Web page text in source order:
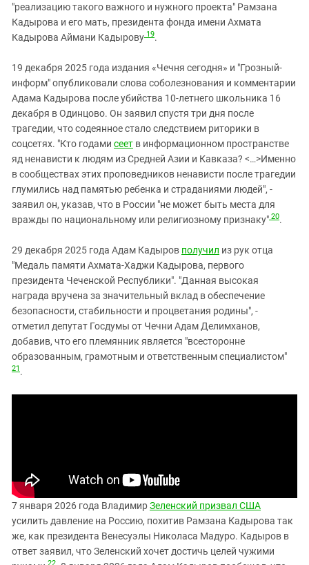
"реализацию такого важного и нужного проекта" Рамзана
Кадырова и его мать, президента фонда имени Ахмата
Кадырова Аймани Кадырову 19.
19 декабря 2025 года издания «Чечня сегодня» и "Грозный-
информ" опубликовали слова соболезнования и комментарии
Адама Кадырова после убийства 10-летнего школьника 16
декабря в Одинцово. Он заявил спустя три дня после
трагедии, что содеянное стало следствием риторики в
соцсетях. "Кто годами сеет в информационном пространстве
яд ненависти к людям из Средней Азии и Кавказа? <…>Именно
в сообществах этих проповедников ненависти после трагедии
глумились над памятью ребенка и страданиями людей", -
заявил он, указав, что в России "не может быть места для
вражды по национальному или религиозному признаку" 20.
29 декабря 2025 года Адам Кадыров получил из рук отца
"Медаль памяти Ахмата-Хаджи Кадырова, первого
президента Чеченской Республики". "Данная высокая
награда вручена за значительный вклад в обеспечение
безопасности, стабильности и процветания родины", -
отметил депутат Госдумы от Чечни Адам Делимханов,
добавив, что его племянник является "всесторонне
образованным, грамотным и ответственным специалистом"
21 .
7 января 2026 года ВладимирЗеленский призвал США
усилить давление на Россию, похитив Рамзана Кадырова так
же, как президента Венесуэлы Николаса Мадуро. Кадыров в
ответ заявил, что Зеленский хочет достичь целей чужими